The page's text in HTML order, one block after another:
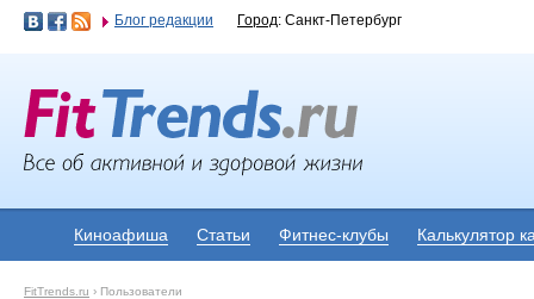
Блог редакции Город: Санкт-Петербург
Киноафиша Статьи Фитнес-клубы Калькулятор
FitTrends.ru › Пользователи